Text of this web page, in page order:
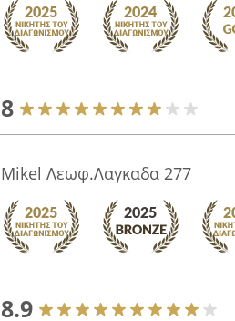
8
Mikel Λεωφ.Λαγκαδα 277
8.9